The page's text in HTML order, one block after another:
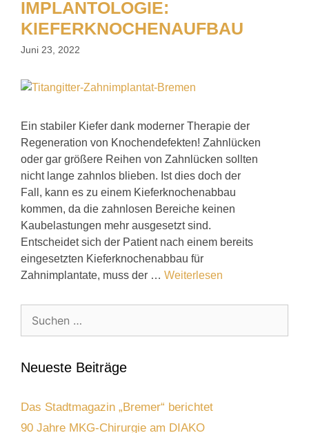
IMPLANTOLOGIE:
KIEFERKNOCHENAUFBAU
Juni 23, 2022
Ein stabiler Kiefer dank moderner Therapie der
Regeneration von Knochendefekten! Zahnlücken
oder gar größere Reihen von Zahnlücken sollten
nicht lange zahnlos blieben. Ist dies doch der
Fall, kann es zu einem Kieferknochenabbau
kommen, da die zahnlosen Bereiche keinen
Kaubelastungen mehr ausgesetzt sind.
Entscheidet sich der Patient nach einem bereits
eingesetzten Kieferknochenabbau für
Zahnimplantate, muss der … Weiterlesen
Neueste Beiträge
Das Stadtmagazin „Bremer“ berichtet
90 Jahre MKG-Chirurgie am DIAKO